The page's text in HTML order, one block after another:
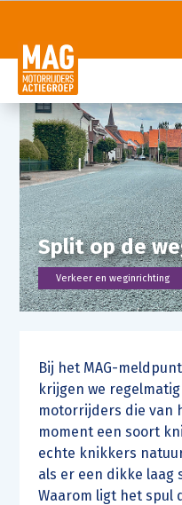
Split op de
Verkeer en weginrichting
Bij het MAG-
krijgen we
motorrijders die van
moment een soort
echte knikkers
als er een dikke laag
Waarom ligt het spul